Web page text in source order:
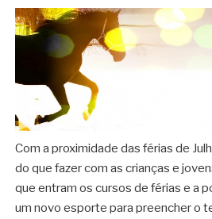
Com a proximidade das férias de
do que fazer com as crianças e
que entram os cursos de férias e a
um novo esporte para preencher o